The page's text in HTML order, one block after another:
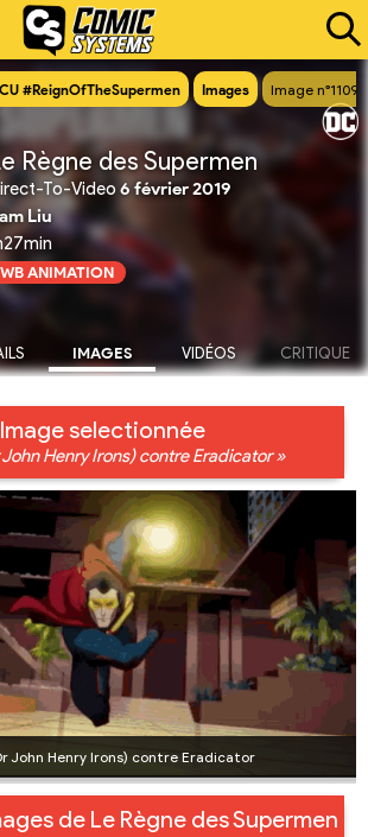
#ReignOfTheSupermen Images Image n°11094
Règne des Supermen
To-Video 6 février 2019
Liu
WB ANIMATION
IMAGES VIDÉOS CRITIQUE
Image selectionnée
John Henry Irons) contre Eradicator »
John Henry Irons) contre Eradicator
de Le Règne des Supermen